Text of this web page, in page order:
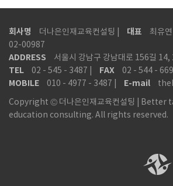
회사명 더나은인재교육컨설팅 | 대표 최유연 |
02-00987
ADDRESS 서울시 강남구 강남대로 156길 14,
TEL 02 - 545 - 3487 | FAX 02 - 544 -
MOBILE 010 - 4977 - 3487 | E-mail
Copyright © 더나은인재교육컨설팅 | Better
education consulting. All rights reserved.